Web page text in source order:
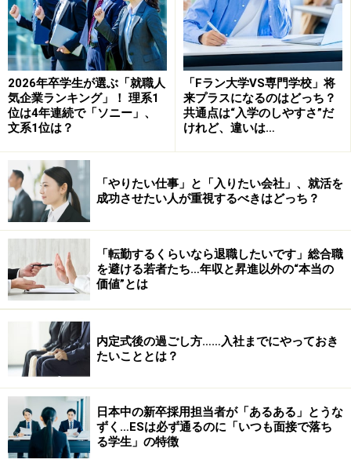
C.入社後やってみたいこと…サークルネタ（創造力を
PR）
こんな感じである。恋人にお弁当を作る気持ちで考えて
みればいい。入れる具は、恋人が好きな食べ物（企業が
求める力）だ。でも全部
くない。「肉・卵焼き・サラダ」ぐらいのバランス感覚
でレイアウトすることが大切だ。ちなみにネタは一枠に
一本である。複数書こうとすると内容が薄まるので気を
つけよう。
3.【店頭POPの理論】見出しを書く。
2026年卒学生が選ぶ「就職人
気企業ランキング」！ 理系1
位は4年連続で「ソニー」、
文系1位は？
「Fラン大学VS専門学校」将
来プラスになるのはどっち？
共通点は“入学のしやすさ”だ
けれど、違いは…
「やりたい仕事」と「入りたい会社」、就活を
成功させたい人が重視するべきはどっち？
「転勤するくらいなら退職したいです」総合職
を避ける若者たち…年収と昇進以外の“本当の
価値”とは
内定式後の過ごし方……入社までにやっておき
たいこととは？
日本中の新卒採用担当者が「あるある」とうな
ずく…ESは必ず通るのに「いつも面接で落ち
る学生」の特徴